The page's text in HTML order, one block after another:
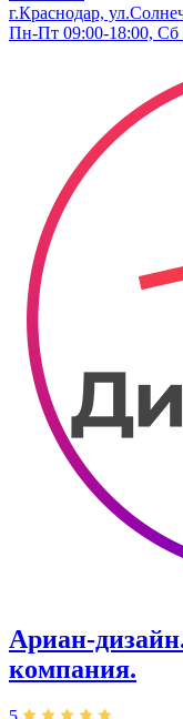
г.Краснодар,
Пн-Пт 09:00-18:00, Сб
Ариан-
компания.